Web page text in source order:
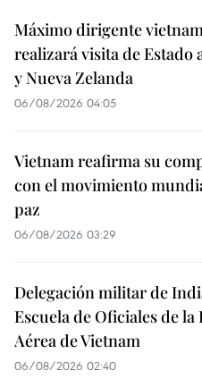
Máximo dirigente
realizará visita de Estado
y Nueva Zelanda
06/08/2026 04:05
Vietnam reafirma su
con el movimiento
paz
06/08/2026 03:29
Delegación militar de
Escuela de Oficiales de la
Aérea de Vietnam
06/08/2026 02:40